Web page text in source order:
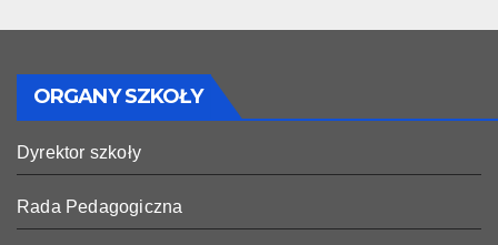
ORGANY SZKOŁY
Dyrektor szkoły
Rada Pedagogiczna